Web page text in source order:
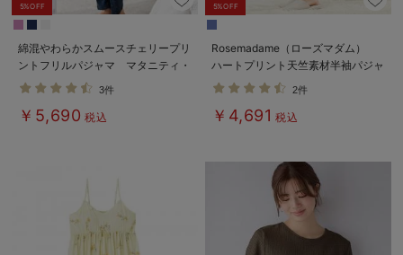
5%OFF
綿混やわらかスムースチェリープリ
ントフリルパジャマ マタニティ・
授乳パジャマ【出産後も長く使え
3件
￥5,690 税込
5%OFF
Rosemadame（ローズマダム）
ハートプリント天竺素材半袖パジャ
マ マタニティ・産後授乳パジャマ
【出産後も長く使える】
2件
￥4,691 税込